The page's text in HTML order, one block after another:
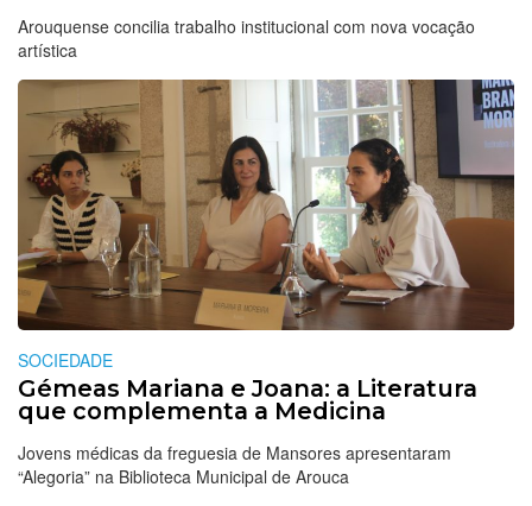
Arouquense concilia trabalho institucional com nova vocação
artística
SOCIEDADE
Gémeas Mariana e Joana: a Literatura
que complementa a Medicina
Jovens médicas da freguesia de Mansores apresentaram
“Alegoria” na Biblioteca Municipal de Arouca